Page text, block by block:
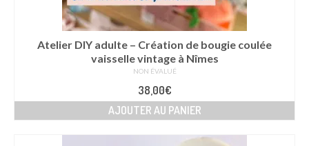
Atelier DIY adulte – Création de bougie coulée
vaisselle vintage à Nîmes
NON ÉVALUÉ
38,00€
AJOUTER AU PANIER